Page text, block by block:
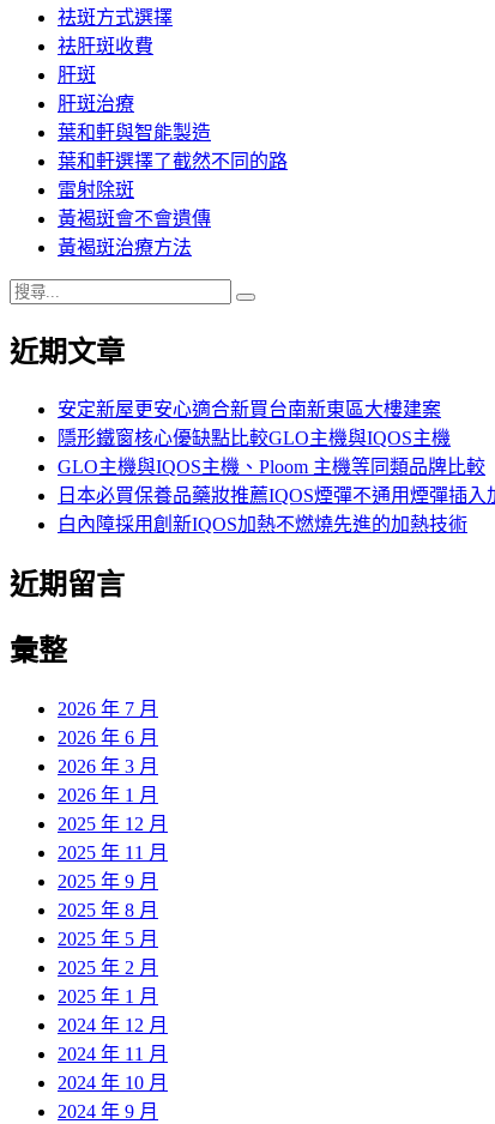
祛斑方式選擇
祛肝斑收費
肝斑
肝斑治療
葉和軒與智能製造
葉和軒選擇了截然不同的路
雷射除斑
黃褐斑會不會遺傳
黃褐斑治療方法
搜
關
近期文章
安定新屋更安心適合新買台南新東區大樓建案
隱形鐵窗核心優缺點比較GLO主機與IQOS主機
GLO主機與IQOS主機、Ploom 主機等同類品牌比較
日本必買保養品藥妝推薦IQOS煙彈不通用煙彈插入
白內障採用創新IQOS加熱不燃燒先進的加熱技術
近期留言
彙整
2026 年 7 月
2026 年 6 月
2026 年 3 月
2026 年 1 月
2025 年 12 月
2025 年 11 月
2025 年 9 月
2025 年 8 月
2025 年 5 月
2025 年 2 月
2025 年 1 月
2024 年 12 月
2024 年 11 月
2024 年 10 月
2024 年 9 月